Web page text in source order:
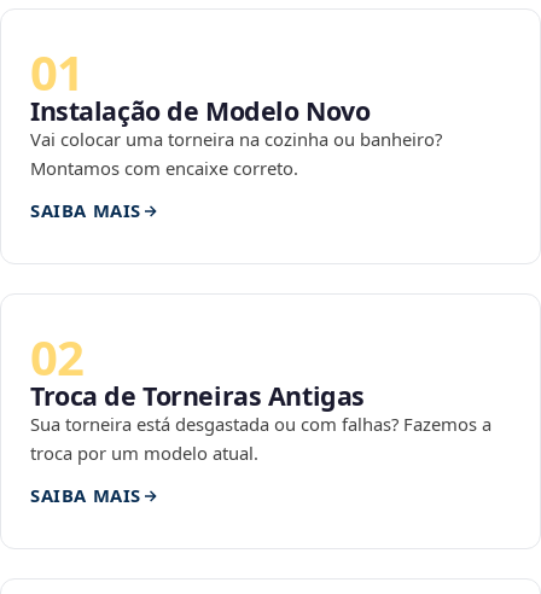
01
Instalação de Modelo Novo
Vai colocar uma torneira na cozinha ou banheiro?
Montamos com encaixe correto.
SAIBA MAIS
02
Troca de Torneiras Antigas
Sua torneira está desgastada ou com falhas? Fazemos a
troca por um modelo atual.
SAIBA MAIS